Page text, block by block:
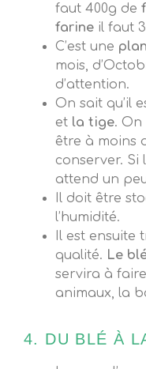
faut 400g de
farine il faut
C’est une
mois,
d’attention.
On sait qu’il
et la tige. On
être à moins
conserver. Si
attend un
Il doit être
l’humidité.
Il est ensuite
qualité. Le
servira à
animaux, la
4. DU BLÉ À